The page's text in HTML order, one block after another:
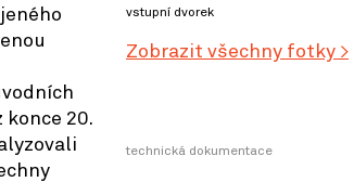
20.
vstupní dvorek
Zobrazit všechny fotky >
technická dokumentace